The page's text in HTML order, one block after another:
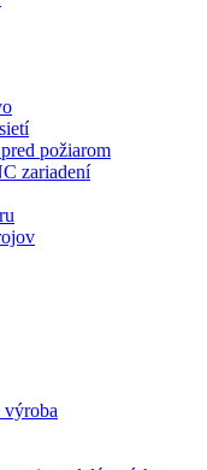
požiarom
zariadení
výroba